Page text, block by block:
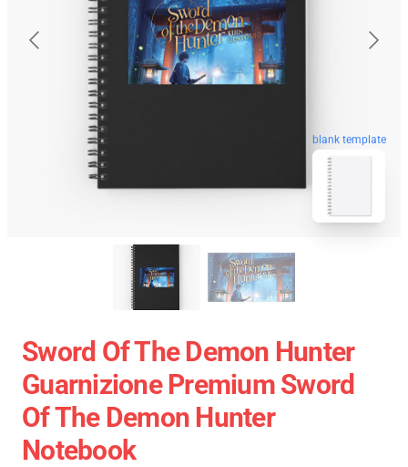
blank template
Sword Of The Demon Hunter
Guarnizione Premium Sword
Of The Demon Hunter
Notebook